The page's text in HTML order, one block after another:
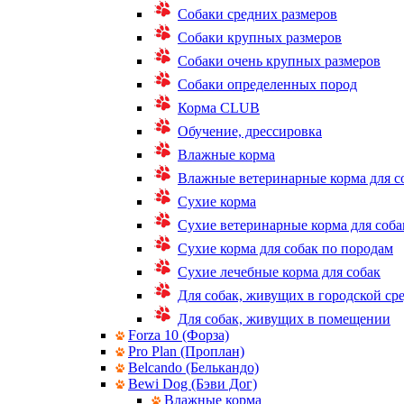
Собаки средних размеров
Собаки крупных размеров
Собаки очень крупных размеров
Собаки определенных пород
Корма CLUB
Обучение, дрессировка
Влажные корма
Влажные ветеринарные корма для
Сухие корма
Сухие ветеринарные корма для
Сухие корма для собак по породам
Сухие лечебные корма для собак
Для собак, живущих в городской
Для собак, живущих в помещении
Forza 10 (Форза)
Pro Plan (Проплан)
Belcando (Белькандо)
Bewi Dog (Бэви Дог)
Влажные корма